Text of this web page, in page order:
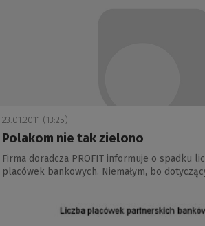
23.01.2011 (13:25)
Polakom nie tak zielono
Firma doradcza PROFIT informuje o spadku
placówek bankowych. Niemałym, bo